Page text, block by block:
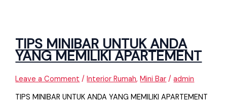
TIPS MINIBAR UNTUK ANDA
YANG MEMILIKI APARTEMENT
Leave a Comment /Interior Rumah,Mini Bar /admin
TIPS MINIBAR UNTUK ANDA YANG MEMILIKI APARTEMENT